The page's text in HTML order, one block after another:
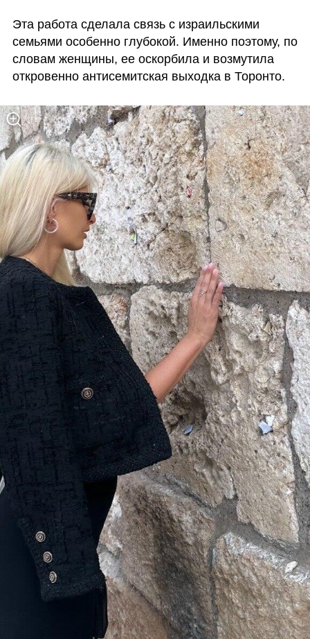
Эта работа сделала связь с израильскими
семьями особенно глубокой. Именно поэтому, по
словам женщины, ее оскорбила и возмутила
откровенно антисемитская выходка в Торонто.